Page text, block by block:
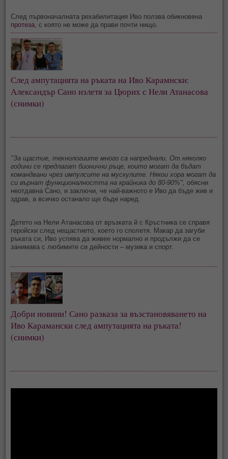
След първоначалната рехабилитация Иво ползва обикновена
протеза, с която не може да прави почти нищо.
След ампутацията на ръката на Иво Карамнски:
Александър Сано излетя за Цюрих с Нели Атанасова
(снимки)
"За щастие, технологиите много са напреднали. От няколко
години се предлагат бионични ръце, които могат да бъдат
командвани чрез импулсите на мускулите. Някои хора могат да
си върнат функционалността на крайника до 80-90%", обясни
неотдавна Сано, и заключи, че най-важното е Иво да бъде жив и
здрав, а всичко останало ще бъде наред.
Детето на Нели Атанасова от връзката й с Кръстника се справя
геройски след нещастието, което го сполетя. Макар да загуби
ръката си, Иво успява да живее нормално и продължи да се
занимава с любимите си дейности – музика и спорт.
Добри новини! Сано разказа за възстановяването на
Иво Карамански след ампутацията на ръката!
(снимки)